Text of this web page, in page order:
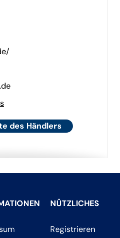
des Händlers
NÜTZLICHES
Registrieren